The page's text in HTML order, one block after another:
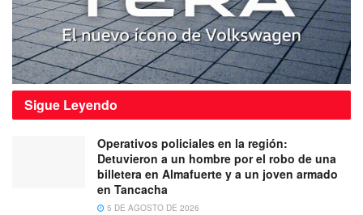
Sigue Leyendo
Operativos policiales en la región:
Detuvieron a un hombre por el robo de una
billetera en Almafuerte y a un joven armado
en Tancacha
5 DE AGOSTO DE 2026